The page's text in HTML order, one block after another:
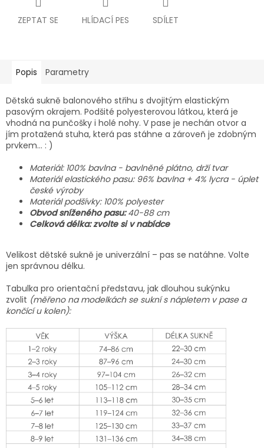
ZEPTAT SE HLÍDACÍ PES SDÍLET
Popis Parametry
Dětská sukně balonového střihu s dvojitým elastickým
pasovým okrajem. Podšité polyesterovou látkou, která je
vhodná na punčošky i holé nohy. V pase je nechán otvor a
jím protažená stuha, která pas stáhne a zároveň je zdobným
prvkem… : )
Materiál:100% bavlna - bavlněné plátno, drží tvar
Materiál elastického pasu: 96% bavlna + 4% lycra - úplet
české výroby
Materiál podšívky: 100% polyester
Obvod sníženého pasu: 40-88 cm
Celková délka: zvolte si v nabídce
Velikost dětské sukně je univerzální – pas se natáhne. Volte
jen správnou délku.
Tabulka pro orientační představu, jak dlouhou sukýnku
zvolit (měřeno na modelkách se sukní s nápletem v pase a
končící u kolen):